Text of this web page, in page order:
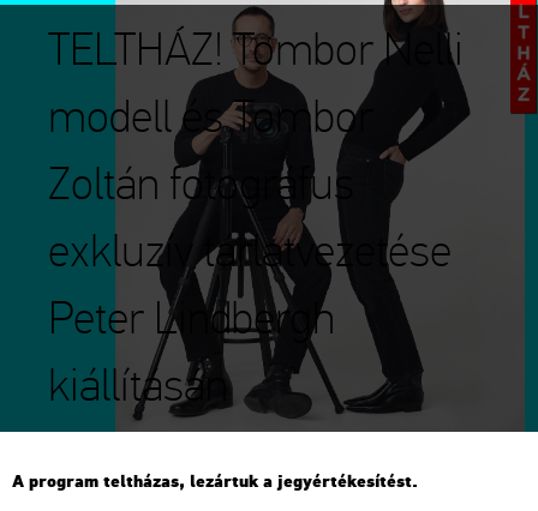
TELTHÁZ! Tombor Nelli
modell és Tombor
Zoltán fotográfus
exkluzív tárlatvezetése
Peter Lindbergh
kiállításán
A prog­ram telt­há­zas, le­zár­tuk a jegy­ér­té­ke­sí­tést.